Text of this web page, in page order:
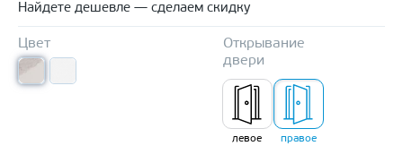
Найдете дешевле — сделаем скидку
Цвет
Открывание
двери
левое правое